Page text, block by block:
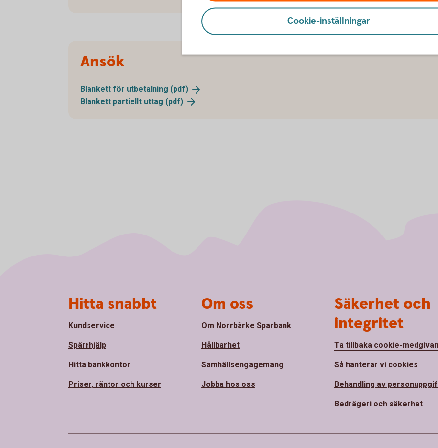
Ansök
Blankett för utbetalning (pdf)
Blankett partiellt uttag (pdf)
Cookie-inställningar
Hitta snabbt
Kundservice
Spärrhjälp
Hitta bankkontor
Priser, räntor och kurser
Om oss
Om Norrbärke Sparbank
Hållbarhet
Samhällsengagemang
Jobba hos oss
Säkerhet och
integritet
Ta tillbaka cookie-
Så hanterar vi cookies
Behandling av
Bedrägeri och säkerhet